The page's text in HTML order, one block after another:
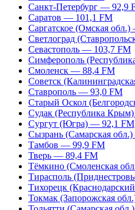
Санкт-Петербург — 92,9
Саратов — 101,1 FM
Саргатское (Омская
Светлоград
Севастополь — 103,7 FM
Симферополь
Смоленск — 88,4 FM
Советск
Ставрополь — 93,0 FM
Старый Оскол
Судак (Республика
Сургут (Югра) — 92,1 FM
Сызрань (Самарская
Тамбов — 99,9 FM
Тверь — 89,4 FM
Тёмкино (Смоленская
Тирасполь
Тихорецк
Токмак (Запорожская